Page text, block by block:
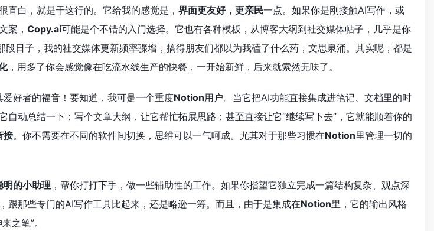
直白，就是干这行的。它给我的感觉是， 界面更友好，更亲民一点。如果你是刚接触AI写作，或
案， Copy.ai可能是个不错的入门选择。它也有各种模板，从博客大纲到社交媒体帖子，几乎是你
段日子，我的社交媒体更新频率骤增，搞得朋友们都以为我磕了什么药，文思泉涌。其实呢，都是
，用多了你会感觉像在吃流水线生产的快餐，一开始新鲜，后来就索然无味了。
好者的福音！要知道，我可是一个重度Notion用户。当它把AI功能直接集成进笔记、文档里的时
动总结一下；写个文章大纲，让它帮忙拓展思路；甚至直接让它“继续写下去”，它就能顺着你的
接。你不需要在不同的软件间切换，思维可以一气呵成。尤其对于那些习惯在Notion里管理一切的
明的小助理 ，帮你打打下手，做一些辅助性的工作。如果你指望它独立完成一篇结构复杂、观点深
跟那些专门的AI写作工具比起来，还是略逊一筹。而且，由于是集成在Notion里，它的输出风格
之笔”。